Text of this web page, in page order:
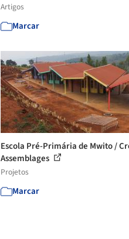
Artigos
Marcar
Escola Pré-Primária de Mwito /
Assemblages
Projetos
Marcar